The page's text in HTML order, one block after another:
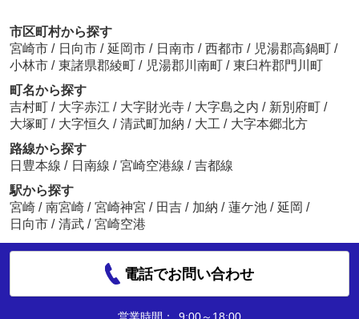
市区町村から探す
宮崎市 / 日向市 / 延岡市 / 日南市 / 西都市 / 児湯郡高鍋町 /
小林市 / 東諸県郡綾町 / 児湯郡川南町 / 東臼杵郡門川町
町名から探す
吉村町 / 大字赤江 / 大字財光寺 / 大字島之内 / 新別府町 /
大塚町 / 大字恒久 / 清武町加納 / 大工 / 大字本郷北方
路線から探す
日豊本線 / 日南線 / 宮崎空港線 / 吉都線
駅から探す
宮崎 / 南宮崎 / 宮崎神宮 / 田吉 / 加納 / 蓮ケ池 / 延岡 /
日向市 / 清武 / 宮崎空港
電話でお問い合わせ
営業時間： 9:00～18:00